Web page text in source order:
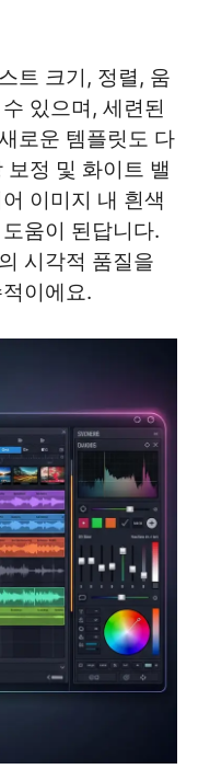
트 크기, 정렬, 움
있으며, 세련된
로운 템플릿도 다
정 및 화이트 밸
이미지 내 흰색
움이 된답니다.
시각적 품질을
이에요.